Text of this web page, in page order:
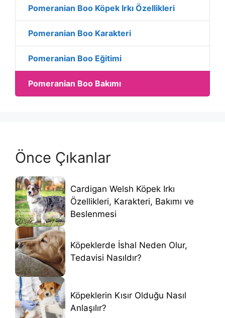
Pomeranian Boo Köpek Irkı Özellikleri
Pomeranian Boo Karakteri
Pomeranian Boo Eğitimi
Pomeranian Boo Bakımı
Önce Çıkanlar
Cardigan Welsh Köpek Irkı
Özellikleri, Karakteri, Bakımı ve
Beslenmesi
Köpeklerde İshal Neden Olur,
Tedavisi Nasıldır?
Köpeklerin Kısır Olduğu Nasıl
Anlaşılır?